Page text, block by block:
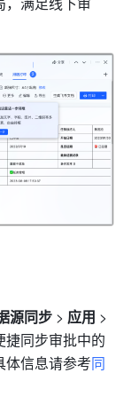
源同步 > 应用
捷同步审批中的
体信息请参考同